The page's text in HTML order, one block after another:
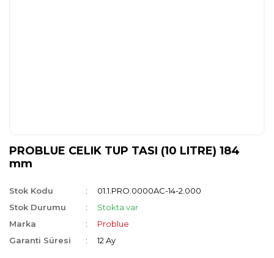
PROBLUE CELIK TUP TASI (10 LITRE) 184
mm
Stok Kodu
01.1.PRO.0000AC-14-2.000
Stok Durumu
Stokta var
Marka
Problue
Garanti Süresi
12 Ay